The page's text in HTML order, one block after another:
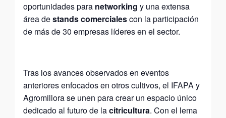
oportunidades para networking y una extensa
área destands comercialescon la participación
de más de 30 empresas líderes en el sector.
Tras los avances observados en eventos
anteriores enfocados en otros cultivos, el IFAPA y
Agromillora se unen para crear un espacio único
dedicado al futuro de lacitricultura. Con el lema